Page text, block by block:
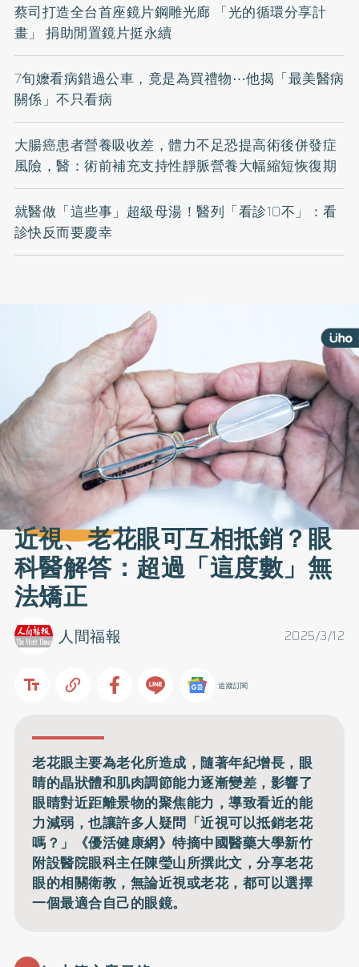
蔡司打造全台首座鏡片鋼雕光廊 「光的循環分享計
畫」 捐助閒置鏡片挺永續
7旬嬤看病錯過公車，竟是為買禮物⋯他揭「最美醫病
關係」不只看病
大腸癌患者營養吸收差，體力不足恐提高術後併發症
風險，醫：術前補充支持性靜脈營養大幅縮短恢復期
就醫做「這些事」超級母湯！醫列「看診10不」：看
診快反而要慶幸
近視、老花眼可互相抵銷？眼
科醫解答：超過「這度數」無
法矯正
2025/3/12
人間福報
追蹤訂閱
老花眼主要為老化所造成，隨著年紀增長，眼
睛的晶狀體和肌肉調節能力逐漸變差，影響了
眼睛對近距離景物的聚焦能力，導致看近的能
力減弱，也讓許多人疑問「近視可以抵銷老花
嗎？」《優活健康網》特摘中國醫藥大學新竹
附設醫院眼科主任陳瑩山所撰此文，分享老花
眼的相關衛教，無論近視或老花，都可以選擇
一個最適合自己的眼鏡。